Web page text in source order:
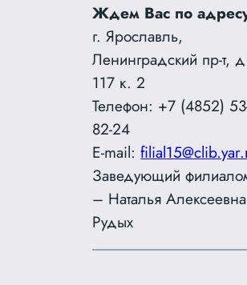
Ждем Вас по
г. Ярославль,
Ленинградский пр-т,
117 к. 2
Телефон: +7 (4852)
82-24
E-mail:
Заведующий
– Наталья Алексеевна
Рудых